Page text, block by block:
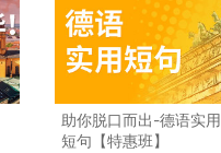
助你脱口而出-德语实用
短句【特惠班】